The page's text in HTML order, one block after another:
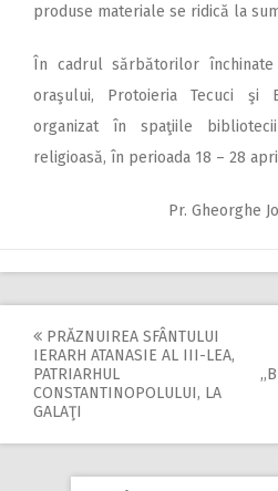
produse materiale se ridică la
În cadrul sărbătorilor
oraşului, Protoieria Tecuci şi
organizat în spaţiile
religioasă, în perioada 18 – 28
Pr. Gheorghe
Post
navigation
PRĂZNUIREA SFÂNTULUI
IERARH ATANASIE AL III-LEA,
PATRIARHUL
CONSTANTINOPOLULUI, LA
GALAŢI